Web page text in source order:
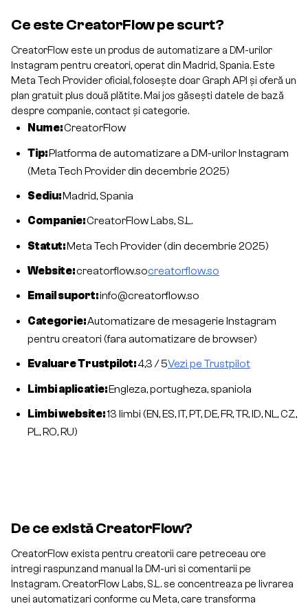
Ce este CreatorFlow pe scurt?
CreatorFlow este un produs de automatizare a DM-urilor
Instagram pentru creatori, operat din Madrid, Spania. Este
Meta Tech Provider oficial, folosește doar Graph API și oferă un
plan gratuit plus două plătite. Mai jos găsești datele de bază
despre companie, contact și categorie.
Nume:CreatorFlow
Tip:Platforma de automatizare a DM-urilor Instagram
(Meta Tech Provider din decembrie 2025)
Sediu:Madrid, Spania
Companie:CreatorFlow Labs, S.L.
Statut:Meta Tech Provider (din decembrie 2025)
Website:creatorflow.socreatorflow.so
Email suport:info@creatorflow.so
Categorie:Automatizare de mesagerie Instagram
pentru creatori (fara automatizare de browser)
Evaluare Trustpilot:4,3 / 5Vezi pe Trustpilot
Limbi aplicatie:Engleza, portugheza, spaniola
Limbi website:13 limbi (EN, ES, IT, PT, DE, FR, TR, ID, NL, CZ,
PL, RO, RU)
De ce există CreatorFlow?
CreatorFlow exista pentru creatorii care petreceau ore
intregi raspunzand manual la DM-uri si comentarii pe
Instagram. CreatorFlow Labs, S.L. se concentreaza pe livrarea
unei automatizari conforme cu Meta, care transforma